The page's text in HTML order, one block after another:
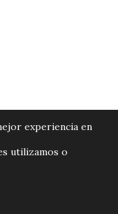
experiencia en
utilizamos o